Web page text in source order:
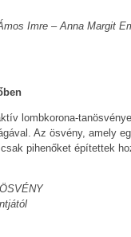
Imre – Anna Margit
lombkorona-
Az ösvény, amely
pihenőket építettek